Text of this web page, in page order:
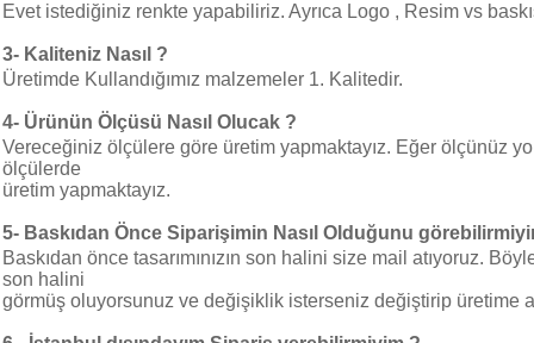
Evet istediğiniz renkte yapabiliriz. Ayrıca Logo , Resim vs
3- Kaliteniz Nasıl ?
Üretimde Kullandığımız malzemeler 1. Kalitedir.
4- Ürünün Ölçüsü Nasıl Olucak ?
Vereceğiniz ölçülere göre üretim yapmaktayız. Eğer ölçünüz
ölçülerde
üretim yapmaktayız.
5- Baskıdan Önce Siparişimin Nasıl Olduğunu
Baskıdan önce tasarımınızın son halini size mail atıyoruz.
son halini
görmüş oluyorsunuz ve değişiklik isterseniz değiştirip üretime